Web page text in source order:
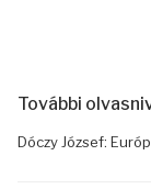
További
Dóczy József: